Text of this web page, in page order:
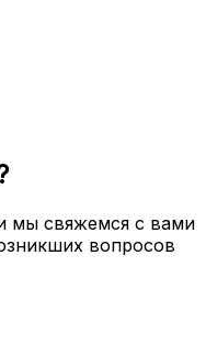
мы свяжемся с вами
вопросов